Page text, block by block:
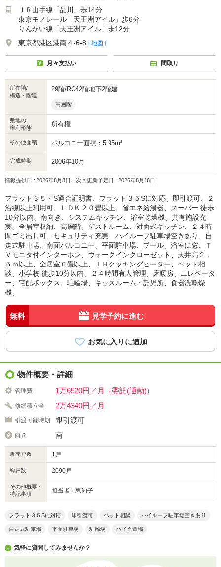
ＪＲ山手線「品川」歩14分
東京モノレール「天王洲アイル」歩6分
りんかい線「天王洲アイル」歩12分
東京都港区港南４-6-8 [ 地図 ]
月々支払い 間取り
所在階/
構造・階建
29階/RC42階地下2階建
高層階
敷地の
権利形態
所有権
その他面積 バルコニー面積：5.95m²
完成時期 2006年10月
情報提供日 : 2026年8月8日、次回更新予定日 : 2026年8月16日
フラット３５・S適合証明書、フラット３５Sに対応、即引渡可、２
沿線以上利用可、ＬＤＫ２０畳以上、省エネ給湯器、スーパー 徒歩
10分以内、南向き、システムキッチン、浴室乾燥機、共有施設充
実、全居室収納、高層階、ゲストルーム、対面式キッチン、２４時
間ゴミ出し可、セキュリティ充実、ハイルーフ駐車場空きあり、自
走式駐車場、南面バルコニー、平面駐車場、プール、浴室に窓、Ｔ
Ｖモニタ付インターホン、ウォークインクローゼット、天井高２．
５ｍ以上、全居室６畳以上、ＩＨクッキングヒーター、ペット相
談、小学校 徒歩10分以内、２４時間有人管理、床暖房、エレベータ
ー、宅配ボックス、駐輪場、キッズルーム・託児所、食器洗乾燥
機、
無料 見学予約に進む
物件概要・詳細
管理費 1万6520円／月（委託(通勤)）
修繕積立金 2万4340円／月
引渡可能時期 即引渡可
向き 南
販売戸数 1戸
総戸数 2090戸
その他概要・
特記事項
担当者：東知子
フラット３５Sに対応 即引渡可 ペット相談 ハイルーフ駐車場空きあり
自走式駐車場 平面駐車場 駐輪場 バイク置場
気軽に質問してみませんか？